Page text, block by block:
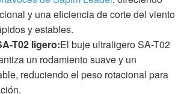
y una eficiencia de corte del viento
y estables.
T02 ligero:El buje ultraligero SA-T02
un rodamiento suave y un
reduciendo el peso rotacional para